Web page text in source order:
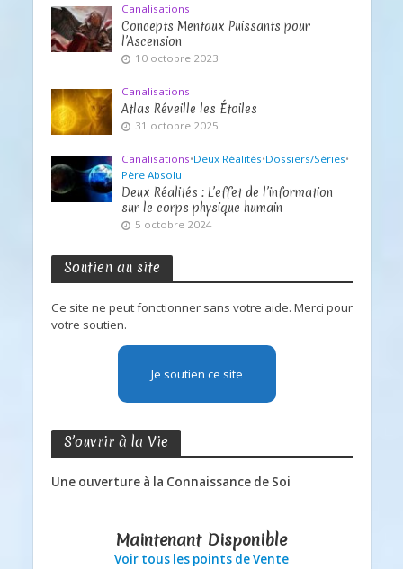
Canalisations
Concepts Mentaux Puissants pour
l’Ascension
10 octobre 2023
Canalisations
Atlas Réveille les Étoiles
31 octobre 2025
Canalisations•Deux Réalités•Dossiers/Séries•
Père Absolu
Deux Réalités : L’effet de l’information
sur le corps physique humain
5 octobre 2024
Soutien au site
Ce site ne peut fonctionner sans votre aide. Merci pour
votre soutien.
Je soutien ce site
S’ouvrir à la Vie
Une ouverture à la Connaissance de Soi
Maintenant Disponible
Voir tous les points de Vente